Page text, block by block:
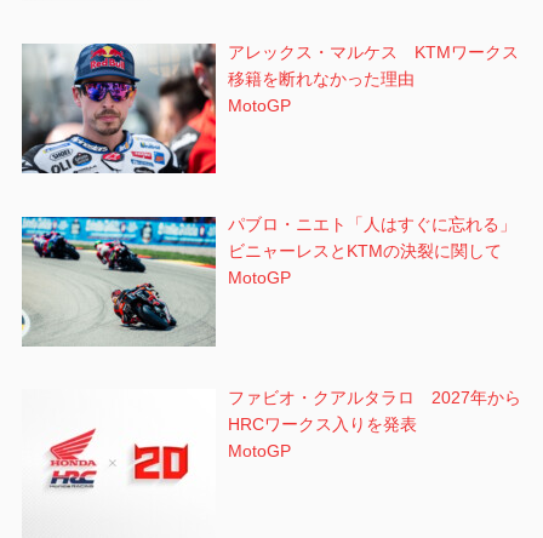
アレックス・マルケス KTMワークス
移籍を断れなかった理由
MotoGP
パブロ・ニエト「人はすぐに忘れる」
ビニャーレスとKTMの決裂に関して
MotoGP
ファビオ・クアルタラロ 2027年から
HRCワークス入りを発表
MotoGP